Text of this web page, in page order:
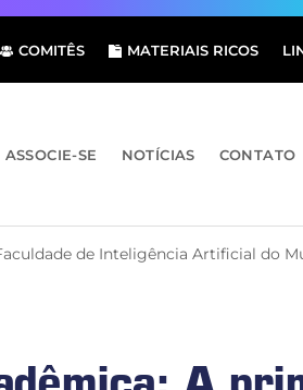
COMITÊS MATERIAIS RICOS
ASSOCIE-SE NOTÍCIAS CONTATO
de Inteligência Artificial do